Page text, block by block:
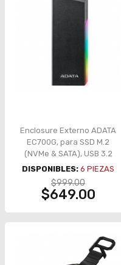
Enclosure Externo ADATA
EC700G, para SSD M.2
(NVMe & SATA), USB 3.2
Gen2 Tipo-C, RGB, Aluminio
– AEC700GU32G2-CGY
DISPONIBLES: 6 PIEZAS
$999.00
$649.00